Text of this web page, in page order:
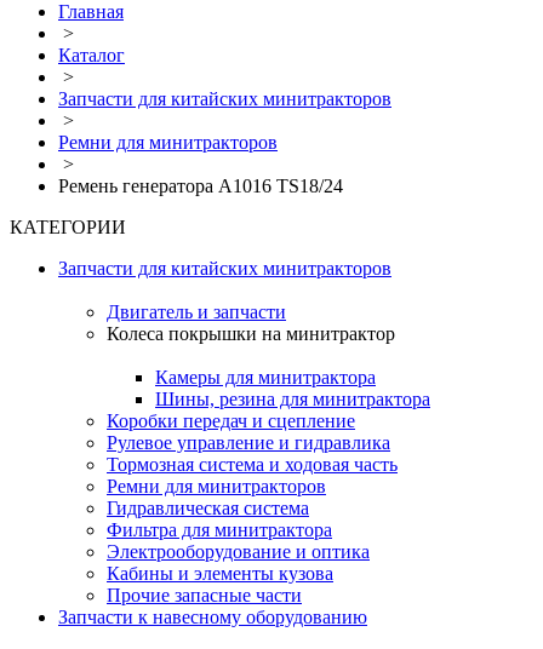
Главная
>
Каталог
>
Запчасти для китайских минитракторов
>
Ремни для минитракторов
>
Ремень генератора A1016 TS18/24
КАТЕГОРИИ
Запчасти для китайских минитракторов
Двигатель и запчасти
Колеса покрышки на минитрактор
Камеры для минитрактора
Шины, резина для минитрактора
Коробки передач и сцепление
Рулевое управление и гидравлика
Тормозная система и ходовая часть
Ремни для минитракторов
Гидравлическая система
Фильтра для минитрактора
Электрооборудование и оптика
Кабины и элементы кузова
Прочие запасные части
Запчасти к навесному оборудованию